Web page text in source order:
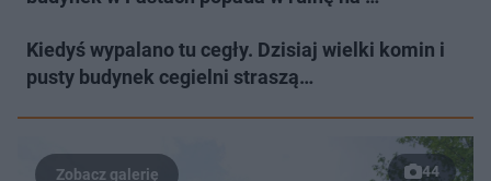
Kiedyś wypalano tu cegły. Dzisiaj wielki komin i
pusty budynek cegielni straszą…
44